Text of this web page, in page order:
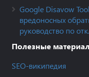
Google Disavow
вредоносных
руководство по
Полезные
SEO-википедия